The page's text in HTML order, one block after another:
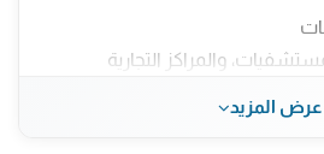
والمراكز التجارية
عرض المزيد